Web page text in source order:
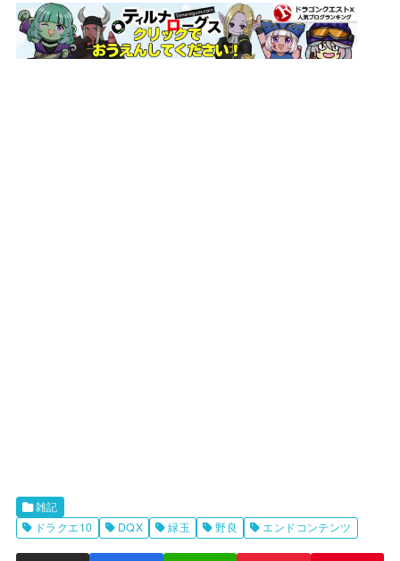
雑記
ドラクエ10
DQX 緑玉 野良 エンドコンテンツ